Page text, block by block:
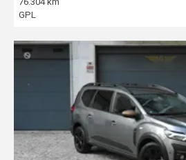
GPL